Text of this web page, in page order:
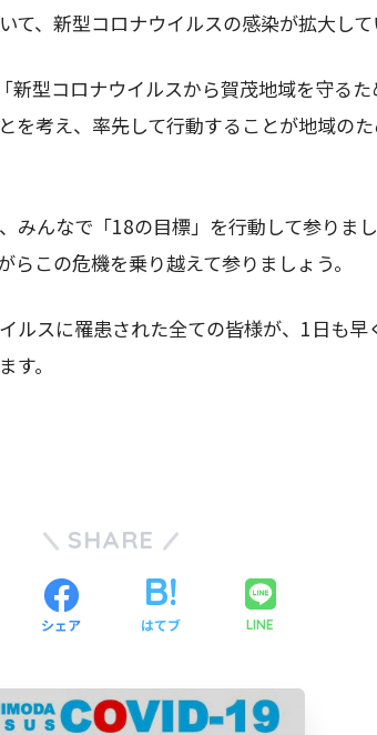
、新型コロナウイルスの感染が拡大して
型コロナウイルスから賀茂地域を守る
を考え、率先して行動することが地域の
みんなで「18の目標」を行動して参りまし
この危機を乗り越えて参りましょう。
ルスに罹患された全ての皆様が、1日も早
。
SHARE
シェア はてブ LINE